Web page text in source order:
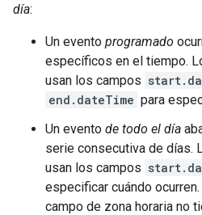
día:
Un evento programado
específicos en el tiempo.
usan los campos
end.dateTime para
Un evento de todo el día
serie consecutiva de días.
usan los campos
especificar cuándo
campo de zona horaria no